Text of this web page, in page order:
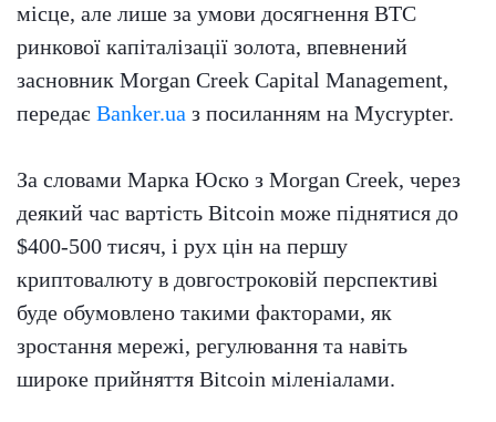
місце, але лише за умови досягнення BTC
ринкової капіталізації золота, впевнений
засновник Morgan Creek Capital Management,
передає Banker.ua з посиланням на Mycrypter.
За словами Марка Юско з Morgan Creek, через
деякий час вартість Bitcoin може піднятися до
$400-500 тисяч, і рух цін на першу
криптовалюту в довгостроковій перспективі
буде обумовлено такими факторами, як
зростання мережі, регулювання та навіть
широке прийняття Bitcoin міленіалами.